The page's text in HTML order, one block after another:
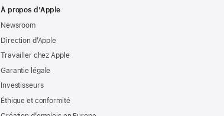
À propos d’Apple
Newsroom
Direction d’Apple
Travailler chez Apple
Garantie légale
Investisseurs
Éthique et conformité